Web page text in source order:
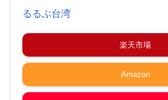
るるぶ台湾
楽天市場
Amazon